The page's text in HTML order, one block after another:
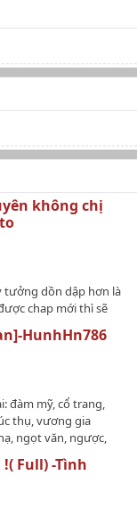
không chị
tưởng dồn dập hơn là
chap mới thì sẽ
đồ xộc xệch khi ở
chuyện đánh nhau
mưa tầm tã , cô ấy bị
đầy mình, cô cố
khi đến cây cầu, cô bị
đường lui nên đành
viết : 14 / 5 / 2018
HunhHn786
đàm mỹ, cổ trang,
thụ, vương gia
ngọt văn, ngược,
trạng: 113
lại làm trộm. Đây
qua thành một thần
Full) -Tình